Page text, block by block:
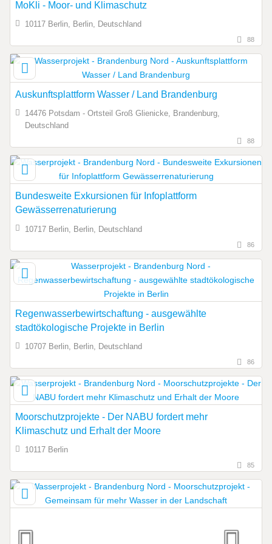
MoKli - Moor- und Klimaschutz
10117 Berlin, Berlin, Deutschland
88
Auskunftsplattform Wasser / Land Brandenburg
14476 Potsdam - Ortsteil Groß Glienicke, Brandenburg,
Deutschland
88
Bundesweite Exkursionen für Infoplattform
Gewässerrenaturierung
10717 Berlin, Berlin, Deutschland
86
Regenwasserbewirtschaftung - ausgewählte
stadtökologische Projekte in Berlin
10707 Berlin, Berlin, Deutschland
86
Moorschutzprojekte - Der NABU fordert mehr
Klimaschutz und Erhalt der Moore
10117 Berlin
85